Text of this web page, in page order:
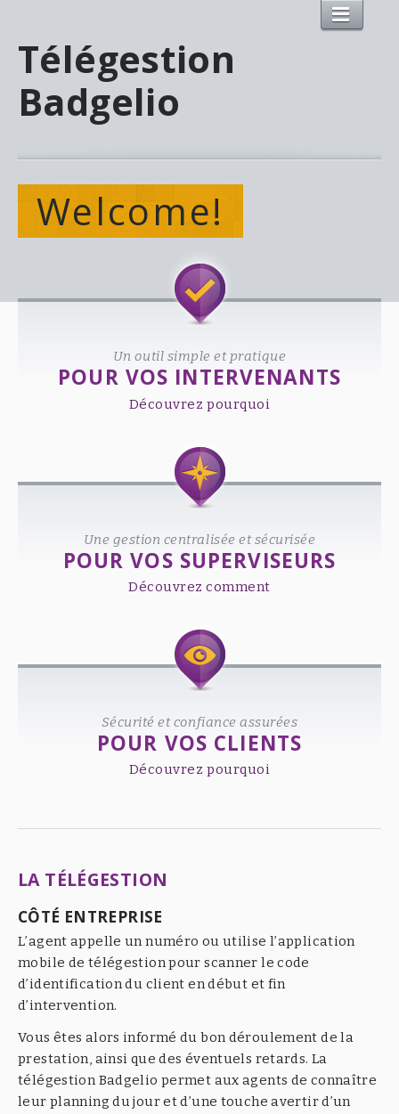
Télégestion
Badgelio
Welcome!
Un outil simple et pratique
POUR VOS INTERVENANTS
Découvrez pourquoi
Une gestion centralisée et sécurisée
POUR VOS SUPERVISEURS
Découvrez comment
Sécurité et confiance assurées
POUR VOS CLIENTS
Découvrez pourquoi
LA TÉLÉGESTION
CÔTÉ ENTREPRISE
L’agent appelle un numéro ou utilise l’application
mobile de télégestion pour scanner le code
d’identification du client en début et fin
d’intervention.
Vous êtes alors informé du bon déroulement de la
prestation, ainsi que des éventuels retards. La
télégestion Badgelio permet aux agents de connaître
leur planning du jour et d’une touche avertir d’un